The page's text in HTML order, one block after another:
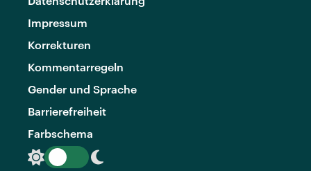
Impressum
Korrekturen
Kommentarregeln
Gender und Sprache
Barrierefreiheit
Farbschema